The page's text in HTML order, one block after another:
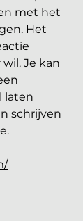
met het
Het
Je kan
laten
schrijven